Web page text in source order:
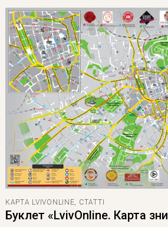
КАРТА LVIVONLINE, СТАТТІ
Буклет «LvivOnline. Карта